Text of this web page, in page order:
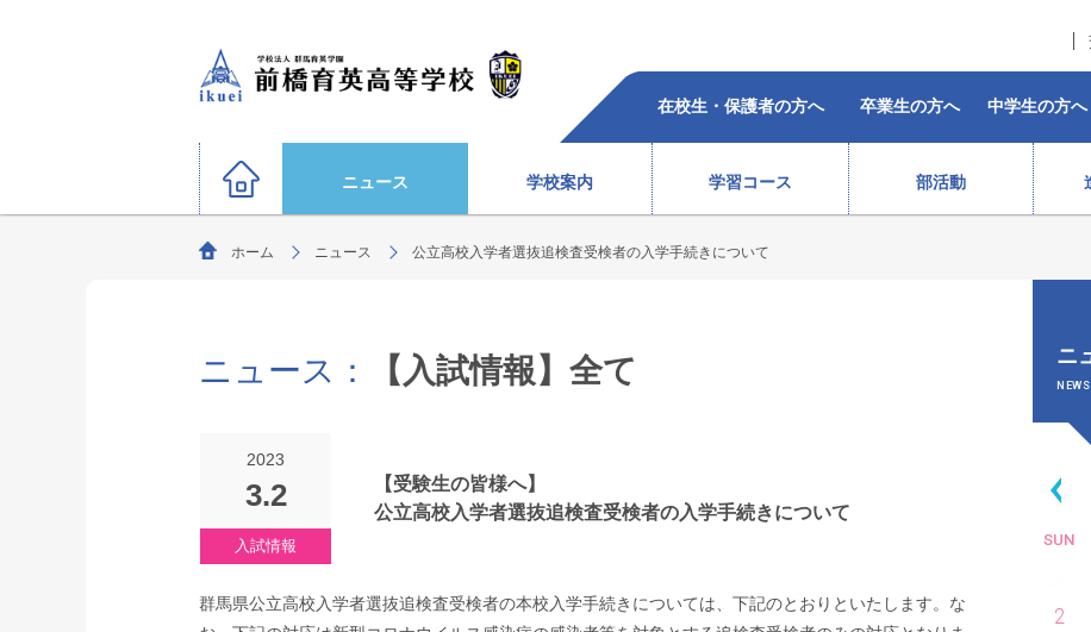
在校生・保護者の方へ 卒業生の方へ 中学生の方へ
ニュース 学校案内 学習コース 部活動
ごあいさつ 教育理念・生徒心得 施
進路指導 サポート体制 費用(入
特別進学コース
（選抜クラス・特進クラス）
総合進学コース
バスケットボール部（男子）
テニス部（男子） バスケットボール部（女子）
柔道部（男子）
テニス部（女子）
ソフトボール部（女子）
部活動方針
オープンスクール
ホーム ニュース 公立高校入学者選抜追検査受検者の入学手続きについて
ニュース： 【入試情報】全て
2023
3.2
【受験生の皆様へ】
公立高校入学者選抜追検査受検者の入学手続きについて
群馬県公立高校入学者選抜追検査受検者の本校入学手続きについては、下記のとおりといたします。な
ニ
NEWS
SUN
2